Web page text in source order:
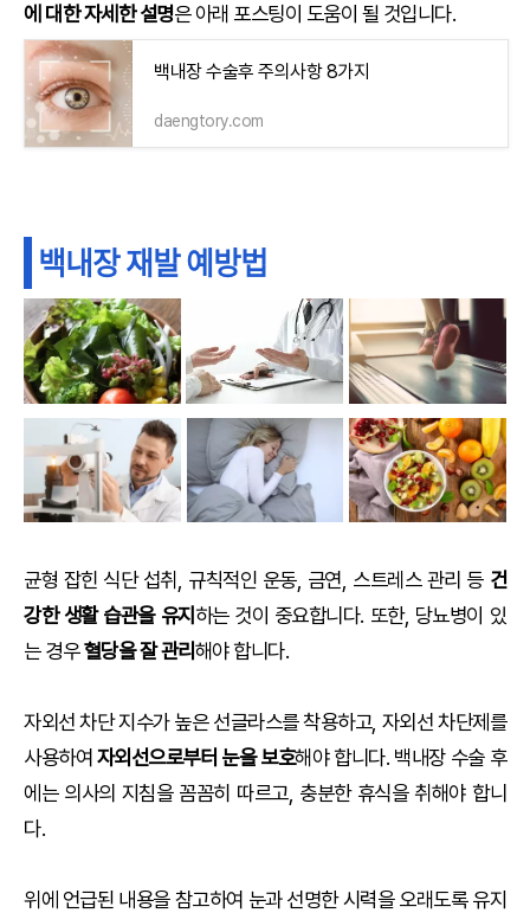
에 대한 자세한 설명은 아래 포스팅이 도움이 될 것입니다.
백내장 수술후 주의사항 8가지
daengtory.com
백내장 재발 예방법
균형 잡힌 식단 섭취, 규칙적인 운동, 금연, 스트레스 관리 등 건
강한 생활 습관을 유지 하는 것이 중요합니다. 또한, 당뇨병이 있
는 경우혈당을 잘 관리해야 합니다.
자외선 차단 지수가 높은 선글라스를 착용하고, 자외선 차단제를
사용하여 자외선으로부터 눈을 보호해야 합니다. 백내장 수술 후
에는 의사의 지침을 꼼꼼히 따르고, 충분한 휴식을 취해야 합니
다.
위에 언급된 내용을 참고하여 눈과 선명한 시력을 오래도록 유지